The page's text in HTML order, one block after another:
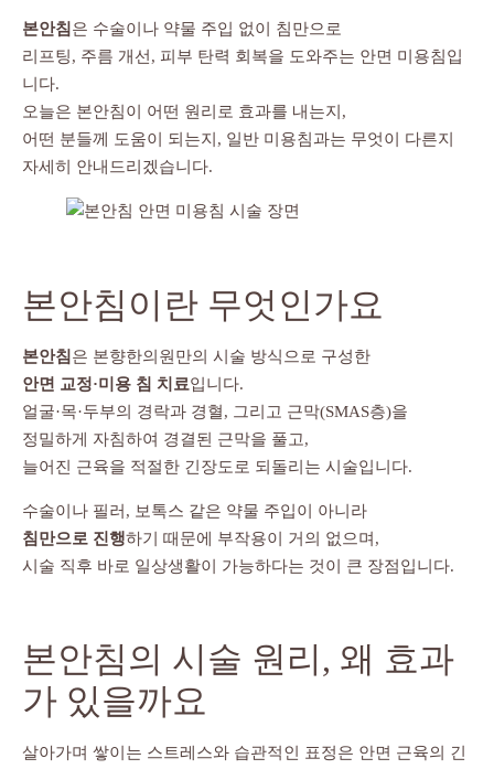
본안침 은 수술이나 약물 주입 없이 침만으로
리프팅, 주름 개선, 피부 탄력 회복을 도와주는 안면 미용침입
니다.
오늘은 본안침이 어떤 원리로 효과를 내는지,
어떤 분들께 도움이 되는지, 일반 미용침과는 무엇이 다른지
자세히 안내드리겠습니다.
본안침이란 무엇인가요
본안침 은 본향한의원만의 시술 방식으로 구성한
안면 교정·미용 침 치료입니다.
얼굴·목·두부의 경락과 경혈, 그리고 근막(SMAS층)을
정밀하게 자침하여 경결된 근막을 풀고,
늘어진 근육을 적절한 긴장도로 되돌리는 시술입니다.
수술이나 필러, 보톡스 같은 약물 주입이 아니라
침만으로 진행하기 때문에 부작용이 거의 없으며,
시술 직후 바로 일상생활이 가능하다는 것이 큰 장점입니다.
본안침의 시술 원리, 왜 효과
가 있을까요
살아가며 쌓이는 스트레스와 습관적인 표정은 안면 근육의 긴